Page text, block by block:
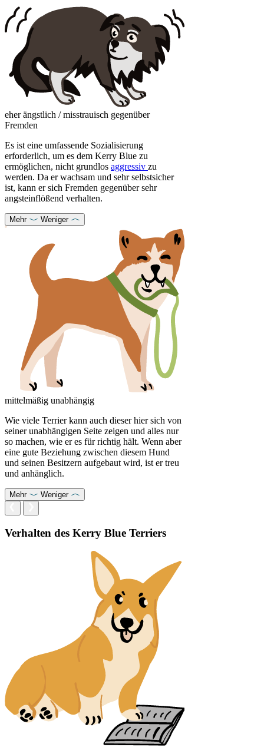
eher ängstlich / misstrauisch gegenüber
Fremden
Es ist eine umfassende Sozialisierung
erforderlich, um es dem Kerry Blue zu
ermöglichen, nicht grundlos aggressiv zu
werden. Da er wachsam und sehr selbstsicher
ist, kann er sich Fremden gegenüber sehr
angsteinflößend verhalten.
Mehr Weniger
mittelmäßig unabhängig
Wie viele Terrier kann auch dieser hier sich von
seiner unabhängigen Seite zeigen und alles nur
so machen, wie er es für richtig hält. Wenn aber
eine gute Beziehung zwischen diesem Hund
und seinen Besitzern aufgebaut wird, ist er treu
und anhänglich.
Mehr Weniger
Verhalten des Kerry Blue Terriers